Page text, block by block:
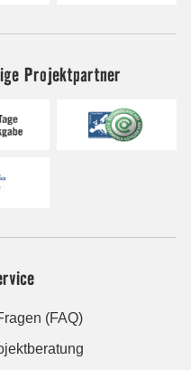
Projektpartner
(FAQ)